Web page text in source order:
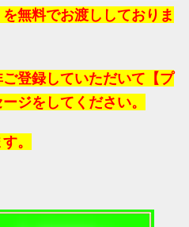
無料でお渡ししておりま
登録していただいて【プ
ジをしてください。
。